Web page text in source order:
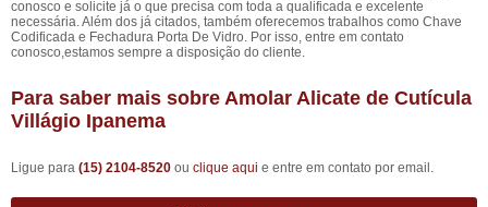
conosco e solicite já o que precisa com toda a qualificada e excelente
necessária. Além dos já citados, também oferecemos trabalhos como Chave
Codificada e Fechadura Porta De Vidro. Por isso, entre em contato
conosco,estamos sempre a disposição do cliente.
Para saber mais sobre Amolar Alicate de Cutícula
Villágio Ipanema
Ligue para (15) 2104-8520 ou clique aqui e entre em contato por email.